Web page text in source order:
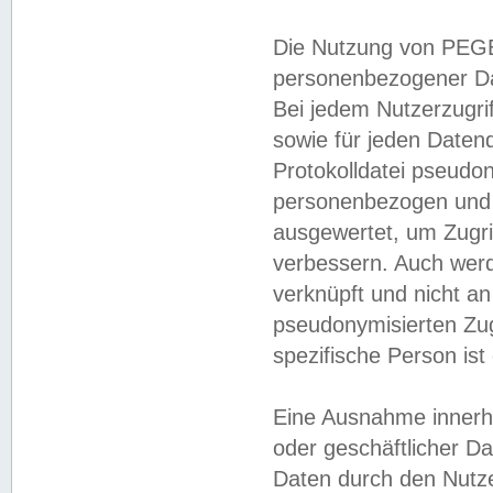
Die Nutzung von
personenbezogener
Bei jedem
sowie für jeden
Protokolldatei
personenbezogen
ausgewertet, um
verbessern. Auch
verknüpft und nicht
pseudonymisierten
spezifische Person
Eine Ausnahme
oder geschäftlicher
Daten durch den